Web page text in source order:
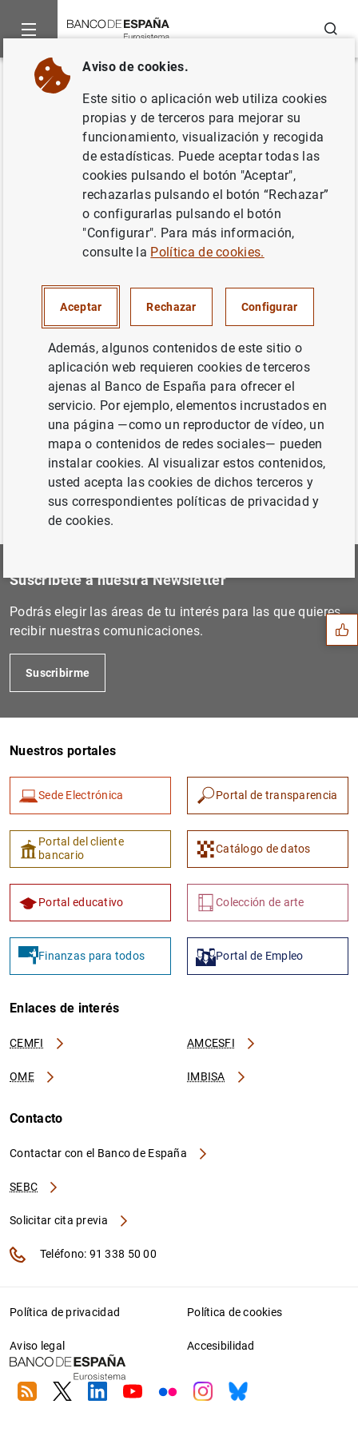
Inicio Noticias y eventos
Volver
Decisiones de política
monetaria
Anterior
La política del Eurosistema...
Siguiente
Estado financiero consolida...
Sugerencias
1 2
Suscríbete a nuestra Newsletter
Podrás elegir las áreas de tu interés para las que quieres
recibir nuestras comunicaciones.
Suscribirme
Nuestros portales
Sede Electrónica Portal de transparencia
Portal del cliente
bancario
Catálogo de datos
Portal educativo Colección de arte
Finanzas para todos Portal de Empleo
Enlaces de interés
CEMFI AMCESFI
OME IMBISA
Contacto
Contactar con el Banco de España
SEBC
Solicitar cita previa
Teléfono: 91 338 50 00
Política de privacidad Política de cookies
Aviso legal Accesibilidad
RSS TwitterLinkedin
YoutubeFlickrInstagram
Bluesky
Aviso de cookies.
Este sitio o aplicación web utiliza cookies
propias y de terceros para mejorar su
funcionamiento, visualización y recogida
de estadísticas. Puede aceptar todas las
cookies pulsando el botón "Aceptar",
rechazarlas pulsando el botón “Rechazar”
o configurarlas pulsando el botón
"Configurar". Para más información,
consulte la Política de cookies.
Aceptar Rechazar Configurar
Además, algunos contenidos de este sitio o
aplicación web requieren cookies de terceros
ajenas al Banco de España para ofrecer el
servicio. Por ejemplo, elementos incrustados en
una página —como un reproductor de vídeo, un
mapa o contenidos de redes sociales— pueden
instalar cookies. Al visualizar estos contenidos,
usted acepta las cookies de dichos terceros y
sus correspondientes políticas de privacidad y
de cookies.